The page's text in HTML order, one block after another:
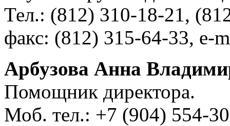
Тел.: (812) 310-18-21,
факс: (812) 315-64-33, e-
Арбузова Анна
Помощник директора.
Моб. тел.: +7 (904) 554-